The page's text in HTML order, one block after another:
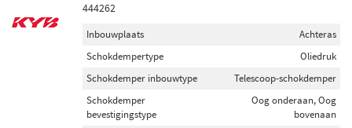
444262
Inbouwplaats
Achteras
Schokdempertype
Oliedruk
Schokdemper inbouwtype
Telescoop-schokdemper
Schokdemper
bevestigingstype
Oog onderaan, Oog
bovenaan